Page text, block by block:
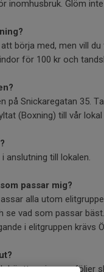
inomhusbruk. Glöm
börja med, men vill
för 100 kr och
på Snickaregatan 35.
(Boxning) till vår
anslutning till lokalen.
passar mig?
alla utom
se vad som passar
i elitgruppen krävs
hösttermin som följer